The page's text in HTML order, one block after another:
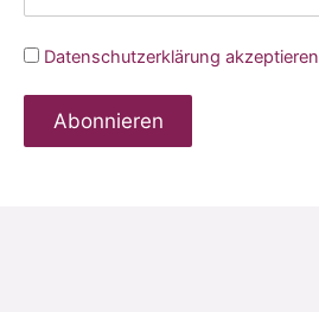
Datenschutzerklärung akzeptieren